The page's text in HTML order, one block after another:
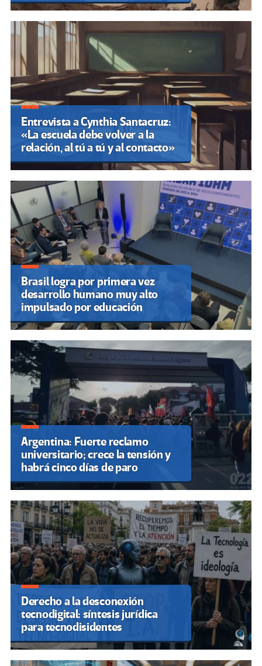
Entrevista a Cynthia Santacruz:
«La escuela debe volver a la
relación, al tú a tú y al contacto»
Brasil logra por primera vez
desarrollo humano muy alto
impulsado por educación
Argentina: Fuerte reclamo
universitario; crece la tensión y
habrá cinco días de paro
Derecho a la desconexión
tecnodigital: síntesis jurídica
para tecnodisidentes